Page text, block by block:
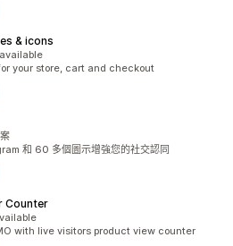
& icons
your store, cart and checkout
和 60 多個圖示增強您的社交認同
Counter
with live visitors product view counter